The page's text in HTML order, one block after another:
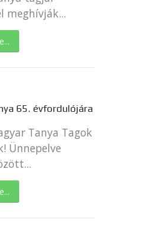
meghívják...
65. évfordulójára
Tanya Tagok
Ünnepelve